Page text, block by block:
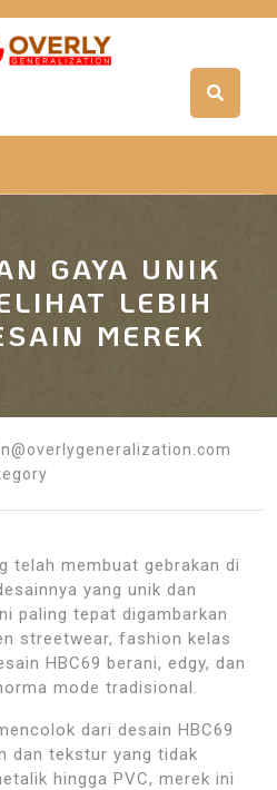
GAYA UNIK
LEBIH
MEREK
telah membuat gebrakan di
yang unik dan
paling tepat digambarkan
streetwear, fashion kelas
HBC69 berani, edgy, dan
mode tradisional.
dari desain HBC69
dan tekstur yang tidak
hingga PVC, merek ini